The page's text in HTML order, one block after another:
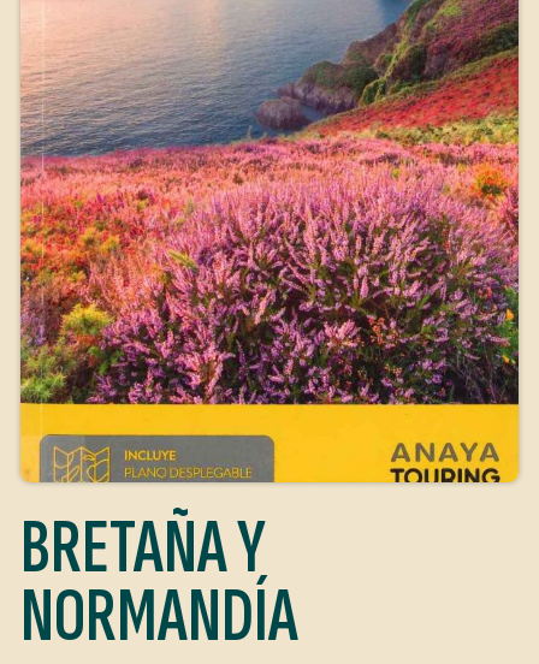
BRETAÑA Y
NORMANDÍA